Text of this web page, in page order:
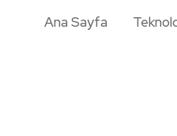
Ana Sayfa